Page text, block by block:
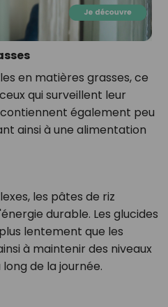
en matières grasses, ce
qui surveillent leur
également peu
ainsi à une alimentation
les pâtes de riz
durable. Les glucides
lentement que les
à maintenir des niveaux
de la journée.